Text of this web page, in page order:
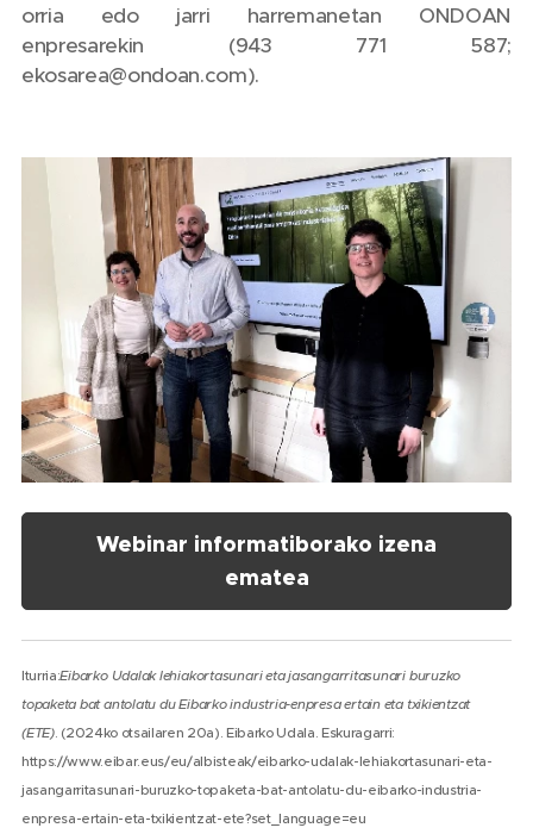
orria edo jarri harremanetan ONDOAN
enpresarekin (943 771 587;
ekosarea@ondoan.com).
Webinar informatiborako izena
ematea
Iturria:Eibarko Udalak lehiakortasunari eta jasangarritasunari buruzko
topaketa bat antolatu du Eibarko industria-enpresa ertain eta txikientzat
(ETE). (2024ko otsailaren 20a). Eibarko Udala. Eskuragarri:
https://www.eibar.eus/eu/albisteak/eibarko-udalak-lehiakortasunari-eta-
jasangarritasunari-buruzko-topaketa-bat-antolatu-du-eibarko-industria-
enpresa-ertain-eta-txikientzat-ete?set_language=eu